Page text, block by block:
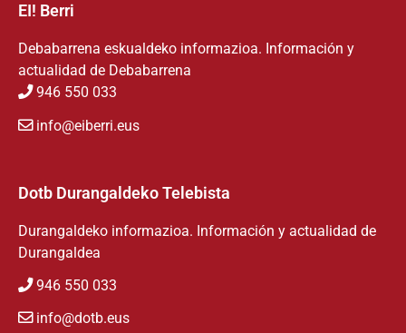
EI! Berri
Debabarrena eskualdeko informazioa. Información y
actualidad de Debabarrena
946 550 033
info@eiberri.eus
Dotb Durangaldeko Telebista
Durangaldeko informazioa. Información y actualidad de
Durangaldea
946 550 033
info@dotb.eus